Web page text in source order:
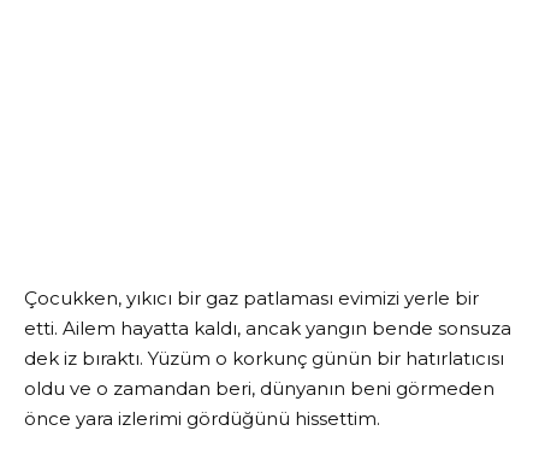
Çocukken, yıkıcı bir gaz patlaması evimizi yerle bir
etti. Ailem hayatta kaldı, ancak yangın bende sonsuza
dek iz bıraktı. Yüzüm o korkunç günün bir hatırlatıcısı
oldu ve o zamandan beri, dünyanın beni görmeden
önce yara izlerimi gördüğünü hissettim.